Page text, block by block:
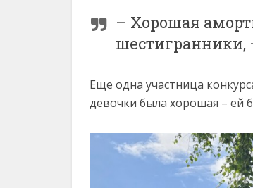
– Хорошая
шестигранники,
Еще одна участница
девочки была хорошая – ей